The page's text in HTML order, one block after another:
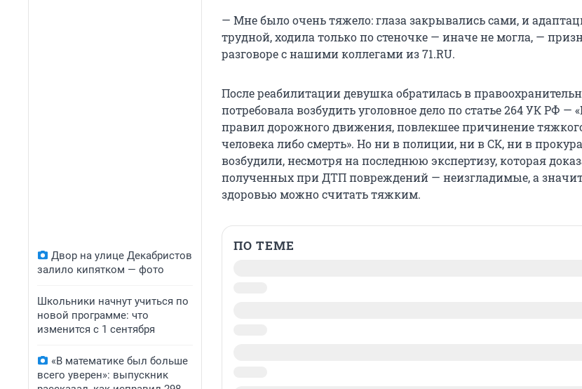
Двор на улице Декабристов
залило кипятком — фото
Школьники начнут учиться по
новой программе: что
изменится с 1 сентября
«В математике был больше
всего уверен»: выпускник
— Мне было очень тяжело: глаза закрывались сами, и
трудной, ходила только по стеночке — иначе не могла, —
разговоре с нашими коллегами из 71.RU.
После реабилитации девушка обратилась в
потребовала возбудить уголовное дело по статье 264 УК РФ —
правил дорожного движения, повлекшее причинение
человека либо смерть». Но ни в полиции, ни в СК, ни в
возбудили, несмотря на последнюю экспертизу, которая
полученных при ДТП повреждений — неизгладимые, а
здоровью можно считать тяжким.
ПО ТЕМЕ